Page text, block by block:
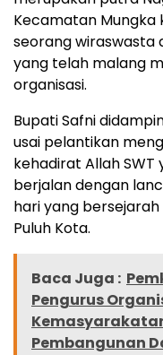
Kecamatan Mungka
seorang wiraswasta
yang telah malang
organisasi.
Bupati Safni
usai pelantikan
kehadirat Allah
berjalan dengan
hari yang
Puluh Kota.
Baca Juga :
Pengurus
Pembangunan